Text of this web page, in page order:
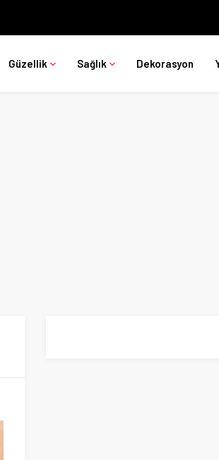
Güzellik Sağlık Dekorasyon